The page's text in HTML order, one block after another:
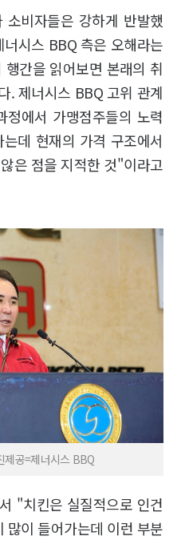
비자들은 강하게 반발했
시스 BBQ 측은 오해라는
간을 읽어보면 본래의 취
. 제너시스 BBQ 고위 관계
에서 가맹점주들의 노력
데 현재의 가격 구조에서
은 점을 지적한 것"이라고
제공=제너시스 BBQ
"치킨은 실질적으로 인건
많이 들어가는데 이런 부분